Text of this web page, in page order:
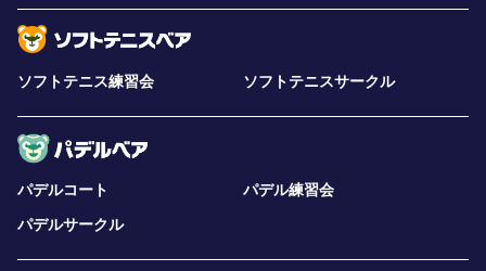
ソフトテニス練習会 ソフトテニスサークル
パデルコート
パデル練習会
パデルサークル